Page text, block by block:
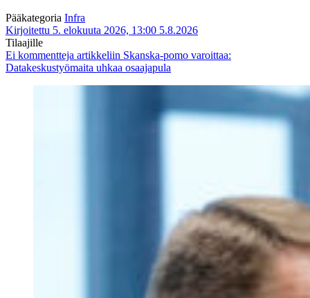
Pääkategoria Infra
Kirjoitettu 5. elokuuta 2026, 13:00 5.8.2026
Tilaajille
Ei kommentteja artikkeliin Skanska-pomo varoittaa:
Datakeskustyömaita uhkaa osaajapula